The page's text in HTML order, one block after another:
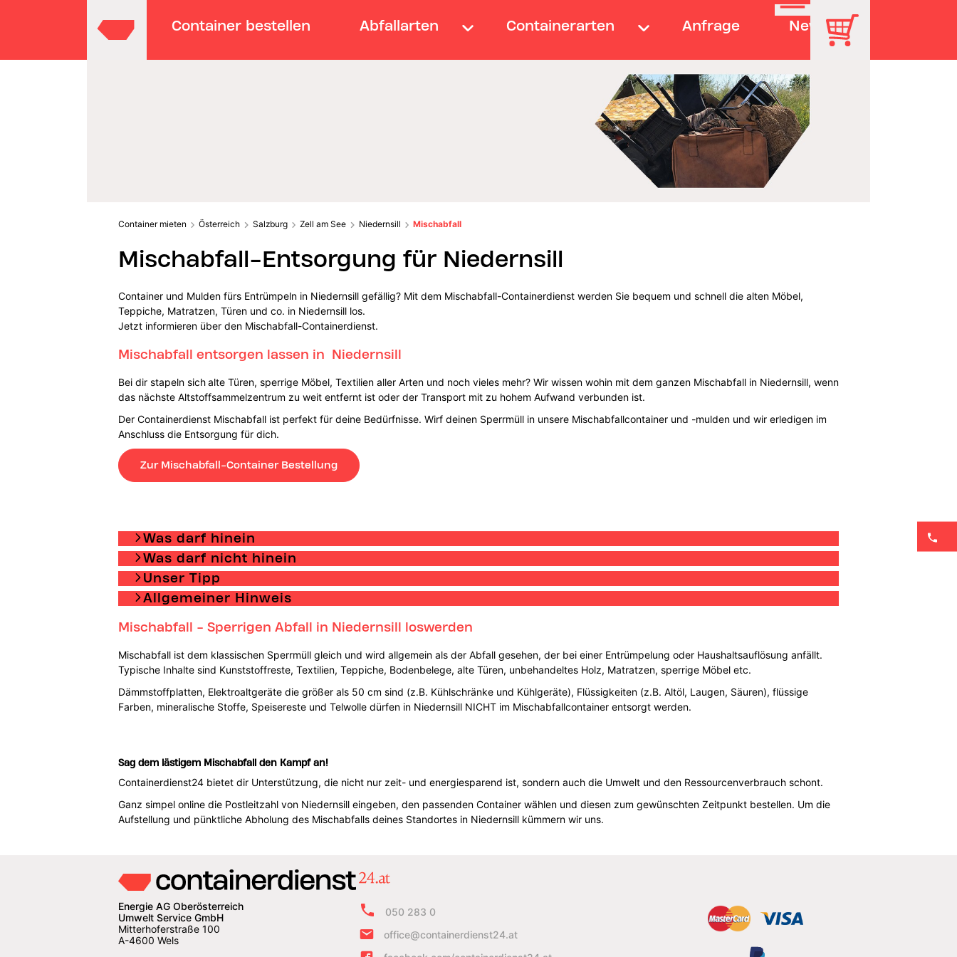
Container bestellen Abfallarten Containerarten Anfrage News
Container mieten Österreich Salzburg Zell am See Niedernsill Mischabfall
Mischabfall-Entsorgung für Niedernsill
Container und Mulden fürs Entrümpeln in Niedernsill gefällig? Mit dem Mischabfall-Containerdienst werden Sie bequem und schnell die alten Möbel,
Teppiche, Matratzen, Türen und co. in Niedernsill los.
Jetzt informieren über den Mischabfall-Containerdienst.
Mischabfall entsorgen lassen in Niedernsill
Bei dir stapeln sichalte Türen, sperrige Möbel, Textilien aller Arten und noch vieles mehr? Wir wissen wohin mit dem ganzen Mischabfall in Niedernsill, wenn
das nächste Altstoffsammelzentrum zu weit entfernt ist oder der Transport mit zu hohem Aufwand verbunden ist.
Der Containerdienst Mischabfall ist perfekt für deine Bedürfnisse. Wirf deinen Sperrmüll in unsere Mischabfallcontainer und -mulden und wir erledigen im
Anschluss die Entsorgung für dich.
Zur Mischabfall-Container Bestellung
Was darf hinein
Was darf nicht hinein
Unser Tipp
Allgemeiner Hinweis
Mischabfall - Sperrigen Abfall in Niedernsill loswerden
Mischabfall ist dem klassischen Sperrmüll gleich und wird allgemein als der Abfall gesehen, der bei einer Entrümpelung oder Haushaltsauflösung anfällt.
Typische Inhalte sind Kunststoffreste, Textilien, Teppiche, Bodenbelege, alte Türen, unbehandeltes Holz, Matratzen, sperrige Möbel etc.
Dämmstoffplatten, Elektroaltgeräte die größer als 50 cm sind (z.B. Kühlschränke und Kühlgeräte), Flüssigkeiten (z.B. Altöl, Laugen, Säuren), flüssige
Farben, mineralische Stoffe, Speisereste und Telwolle dürfen in Niedernsill NICHT im Mischabfallcontainer entsorgt werden.
Sag dem lästigem Mischabfall den Kampf an!
Containerdienst24 bietet dir Unterstützung, die nicht nur zeit- und energiesparend ist, sondern auch die Umwelt und den Ressourcenverbrauch schont.
Ganz simpel online die Postleitzahl von Niedernsill eingeben, den passenden Container wählen und diesen zum gewünschten Zeitpunkt bestellen. Um die
Aufstellung und pünktliche Abholung des Mischabfalls deines Standortes in Niedernsill kümmern wir uns.
Energie AG Oberösterreich
Umwelt Service GmbH
Mitterhoferstraße 100
A-4600 Wels
050 283 0
office@containerdienst24.at